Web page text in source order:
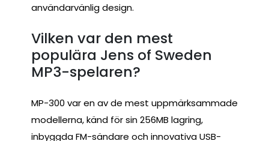
användarvänlig design.
Vilken var den mest
populära Jens of Sweden
MP3-spelaren?
MP-300 var en av de mest uppmärksammade
modellerna, känd för sin 256MB lagring,
inbyggda FM-sändare och innovativa USB-